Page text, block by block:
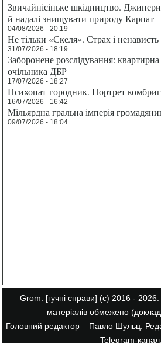
Звичайнісіньке шкідництво.
й надалі знищувати природу Карпат
04/08/2026 - 20:19
Не тільки «Скеля». Страх і
31/07/2026 - 18:19
Заборонене розслідування:
очільника ДБР
17/07/2026 - 18:27
Психопат-городник. Портрет
16/07/2026 - 16:42
Мільярдна гральна імперія
09/07/2026 - 18:04
Grom. [гучні справи] (с) 2016 - 2026.
матеріалів обмежено
Головний редактор – Павло Шульц.
Telegram-канал